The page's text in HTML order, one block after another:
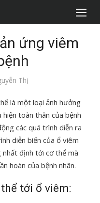
ứng viêm
Thị
là một loại ảnh hưởng
hiện toàn thân của bệnh
các quá trình diễn ra
diễn biến của ổ viêm
định tới cơ thể mà
hoàn của bệnh nhân.
tới ổ viêm: